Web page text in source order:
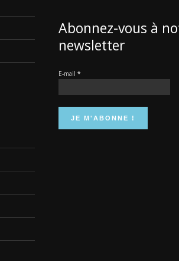
Abonnez-vous à
newsletter
E-mail *